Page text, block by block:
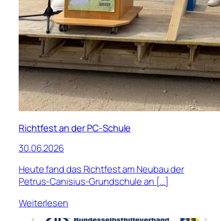
Richtfest an der PC-Schule
30.06.2026
Heute fand das Richtfest am Neubau der
Petrus-Canisius-Grundschule an […]
Weiterlesen